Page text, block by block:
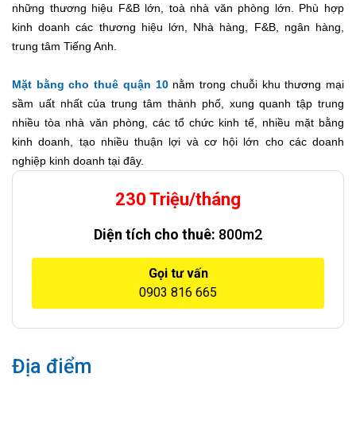
những thương hiệu F&B lớn, toà nhà văn phòng lớn. Phù hợp
kinh doanh các thương hiệu lớn, Nhà hàng, F&B, ngân hàng,
trung tâm Tiếng Anh.
Mặt bằng cho thuê quận 10nằm trong chuỗi khu thương mại
sầm uất nhất của trung tâm thành phố, xung quanh tập trung
nhiều tòa nhà văn phòng, các tổ chức kinh tế, nhiều mặt bằng
kinh doanh, tạo nhiều thuận lợi và cơ hội lớn cho các doanh
nghiệp kinh doanh tại đây.
230 Triệu/tháng
Diện tích cho thuê: 800m2
Gọi tư vấn
0903 816 665
Địa điểm